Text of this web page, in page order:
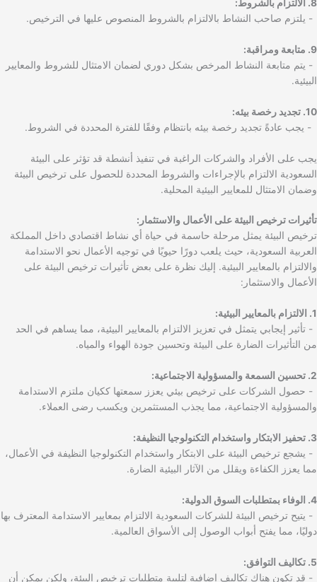
8. الالتزام بالشروط:
- يلتزم صاحب النشاط بالالتزام بالشروط المنصوص عليها في الترخيص.
9. متابعة ومراقبة:
- يتم متابعة النشاط المرخص بشكل دوري لضمان الامتثال للشروط والمعايير
البيئية.
10. تجديد رخصة بيئه:
- يجب عادةً تجديد رخصة بيئه بانتظام وفقًا للفترة المحددة في الشروط.
يجب على الأفراد والشركات الراغبة في تنفيذ أنشطة قد تؤثر على البيئة
السعودية الالتزام بالإجراءات والشروط المحددة للحصول على ترخيص البيئة
وضمان الامتثال للمعايير البيئية المحلية.
تأثيرات ترخيص البيئة على الأعمال والاستثمار:
ترخيص البيئة يمثل مرحلة حاسمة في حياة أي نشاط اقتصادي داخل المملكة
العربية السعودية، حيث يلعب دورًا حيويًا في توجيه الأعمال نحو الاستدامة
والالتزام بالمعايير البيئية. إليك نظرة على بعض تأثيرات ترخيص البيئة على
الأعمال والاستثمار:
1. الالتزام بالمعايير البيئية:
- تأثير إيجابي يتمثل في تعزيز الالتزام بالمعايير البيئية، مما يساهم في الحد
من التأثيرات الضارة على البيئة وتحسين جودة الهواء والمياه.
2. تحسين السمعة والمسؤولية الاجتماعية:
- حصول الشركات على ترخيص بيئي يعزز سمعتها ككيان ملتزم الاستدامة
والمسؤولية الاجتماعية، مما يجذب المستثمرين ويكسب رضى العملاء.
3. تحفيز الابتكار واستخدام التكنولوجيا النظيفة:
- يشجع ترخيص البيئة على الابتكار واستخدام التكنولوجيا النظيفة في الأعمال،
مما يعزز الكفاءة ويقلل من الآثار البيئية الضارة.
4. الوفاء بمتطلبات السوق الدولية:
- يتيح ترخيص البيئة للشركات السعودية الالتزام بمعايير الاستدامة المعترف بها
دوليًا، مما يفتح أبواب الوصول إلى الأسواق العالمية.
5. تكاليف التوافق:
- قد تكون هناك تكاليف إضافية لتلبية متطلبات ترخيص البيئة، ولكن يمكن أن